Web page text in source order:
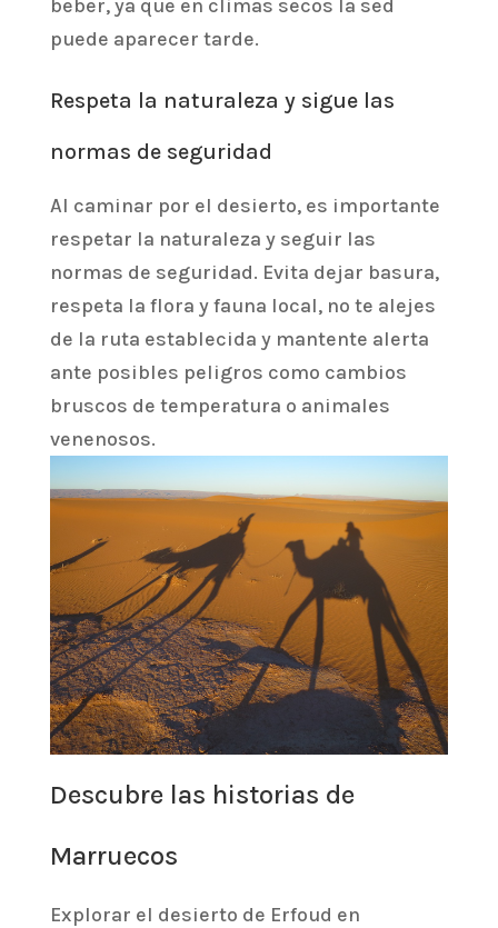
beber, ya que en climas secos la sed
puede aparecer tarde.
Respeta la naturaleza y sigue las
normas de seguridad
Al caminar por el desierto, es importante
respetar la naturaleza y seguir las
normas de seguridad. Evita dejar basura,
respeta la flora y fauna local, no te alejes
de la ruta establecida y mantente alerta
ante posibles peligros como cambios
bruscos de temperatura o animales
venenosos.
Descubre las historias de
Marruecos
Explorar el desierto de Erfoud en